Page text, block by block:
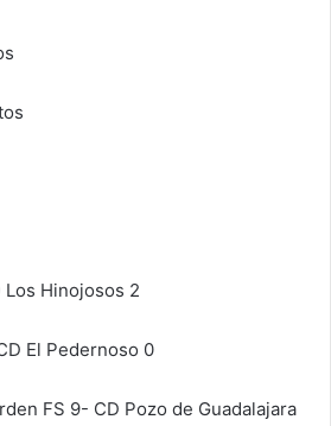
Los Hinojosos 2
El Pedernoso 0
FS 9- CD Pozo de Guadalajara